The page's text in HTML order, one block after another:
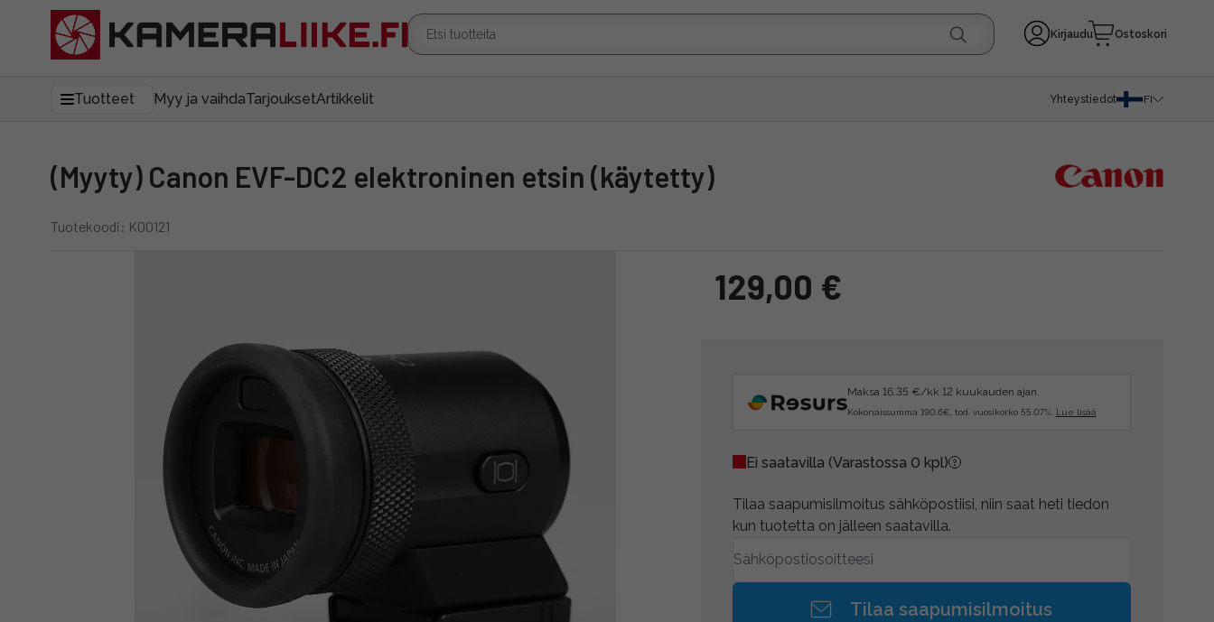
Kirjaudu Ostoskori
Tuotteet Myy ja vaihdaTarjouksetArtikkelit Yhteystiedot FI
(Myyty) Canon EVF-DC2 elektroninen etsin (käytetty)
Tuotekoodi: K00121
129,00 €
Maksa 16.35 €/kk 12 kuukauden ajan.
Kokonaissumma 190.6€, tod. vuosikorko 55.07%. Lue lisää
Ei saatavilla (Varastossa 0 kpl)
Tilaa saapumisilmoitus sähköpostiisi, niin saat heti tiedon
kun tuotetta on jälleen saatavilla.
Tilaa saapumisilmoitus